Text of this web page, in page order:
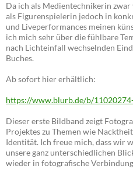
Da ich als Medientechnikerin
als Figurenspielerin jedoch in
und Liveperformances meinen
ich mich sehr über die fühlbare
nach Lichteinfall wechselnden
Buches.
Ab sofort hier erhältlich:
https://www.blurb.de/b/
Dieser erste Bildband zeigt
Projektes zu Themen wie
Identität. Ich freue mich, dass wir
unsere ganz unterschiedlichen
wieder in fotografische